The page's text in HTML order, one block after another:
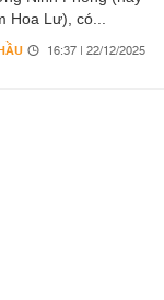
Hoa Lư), có...
16:37 | 22/12/2025